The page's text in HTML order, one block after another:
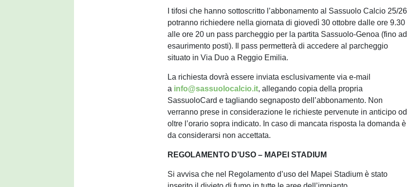
I tifosi che hanno sottoscritto l’abbonamento al Sassuolo Calcio 25/26
potranno richiedere nella giornata di giovedì 30 ottobre dalle ore 9.30
alle ore 20 un pass parcheggio per la partita Sassuolo-Genoa (fino ad
esaurimento posti). Il pass permetterà di accedere al parcheggio
situato in Via Duo a Reggio Emilia.
La richiesta dovrà essere inviata esclusivamente via e-mail
a info@sassuolocalcio.it, allegando copia della propria
SassuoloCard e tagliando segnaposto dell’abbonamento. Non
verranno prese in considerazione le richieste pervenute in anticipo od
oltre l’orario sopra indicato. In caso di mancata risposta la domanda è
da considerarsi non accettata.
REGOLAMENTO D’USO – MAPEI STADIUM
Si avvisa che nel Regolamento d’uso del Mapei Stadium è stato